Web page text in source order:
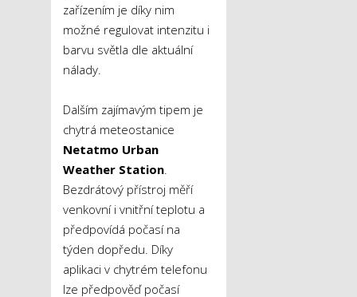
zařízením je díky nim
možné regulovat intenzitu i
barvu světla dle aktuální
nálady.
Dalším zajímavým tipem je
chytrá meteostanice
Netatmo Urban
Weather Station
Bezdrátový přístroj měří
venkovní i vnitřní teplotu a
předpovídá počasí na
týden dopředu. Díky
aplikaci v chytrém telefonu
lze předpověď počasí